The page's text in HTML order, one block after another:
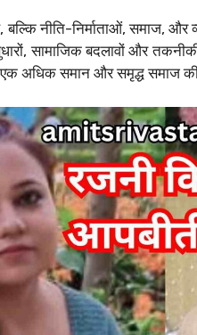
नीति-निर्माताओं, समाज, और
सामाजिक बदलावों और
एक अधिक समान और समृद्ध समाज